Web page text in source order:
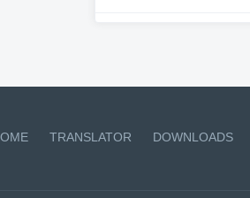
TRANSLATOR DOWNLOADS